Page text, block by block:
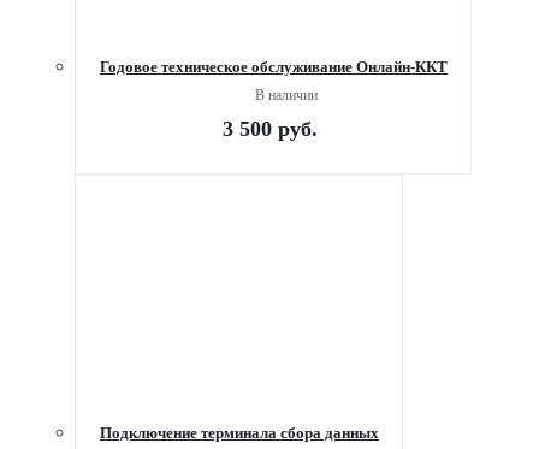
Годовое техническое обслуживание Онлайн-ККТ
В наличии
3 500руб.
Подключение терминала сбора данных